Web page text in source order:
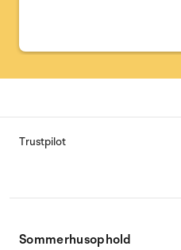
Trustpilot
Sommerhusophold